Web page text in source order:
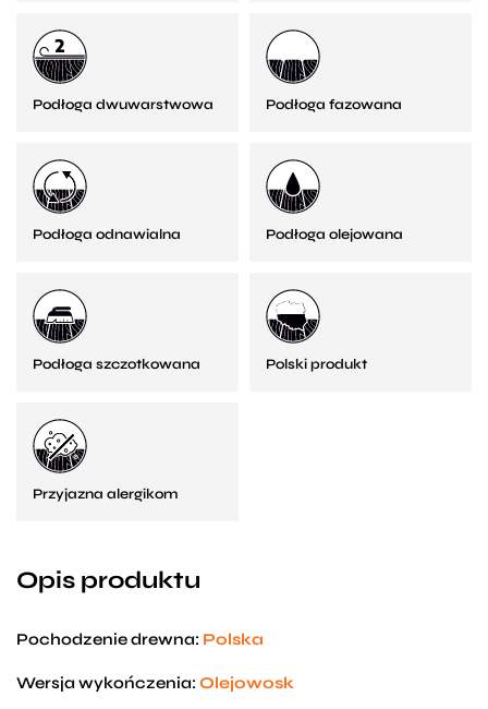
Podłoga dwuwarstwowa Podłoga fazowana
Podłoga odnawialna Podłoga olejowana
Podłoga szczotkowana Polski produkt
Przyjazna alergikom
Opis produktu
Pochodzenie drewna: Polska
Wersja wykończenia: Olejowosk